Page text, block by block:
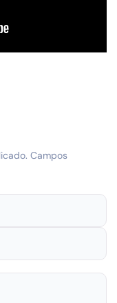
Campos